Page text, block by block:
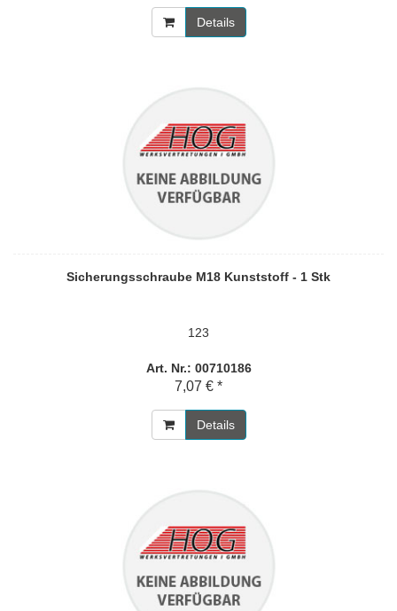
Details
Sicherungsschraube M18 Kunststoff - 1 Stk
123
Art. Nr.: 00710186
7,07 € *
Details